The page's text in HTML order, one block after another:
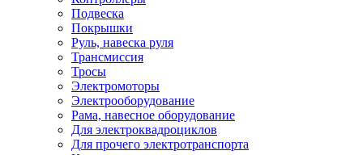
Подвеска
Покрышки
Руль, навеска руля
Трансмиссия
Тросы
Электромоторы
Электрооборудование
Рама, навесное оборудование
Для электроквадроциклов
Для прочего электротранспорта